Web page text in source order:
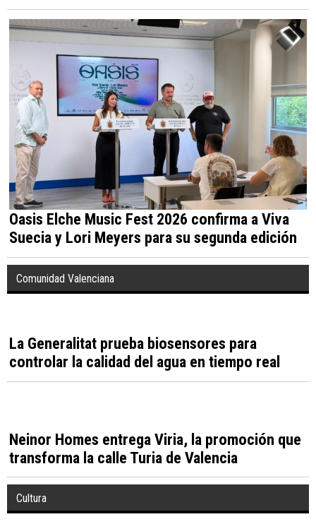
Oasis Elche Music Fest 2026 confirma a Viva
Suecia y Lori Meyers para su segunda edición
Comunidad Valenciana
La Generalitat prueba biosensores para
controlar la calidad del agua en tiempo real